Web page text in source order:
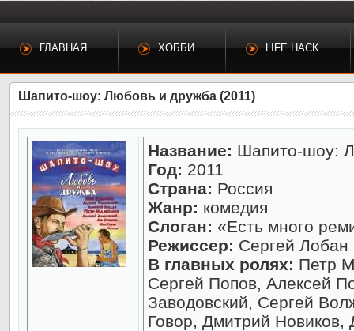
ГЛАВНАЯ ХОББИ LIFE HACK
Шапито-шоу: Любовь и дружба (2011)
Название: Шапито-шоу:
Год: 2011
Страна: Россия
Жанр: комедия
Слоган: «Есть много
Режиссер: Сергей Лобан
В главных ролях: Петр
Сергей Попов, Алексей
Заводовский, Сергей
Говор, Дмитрий